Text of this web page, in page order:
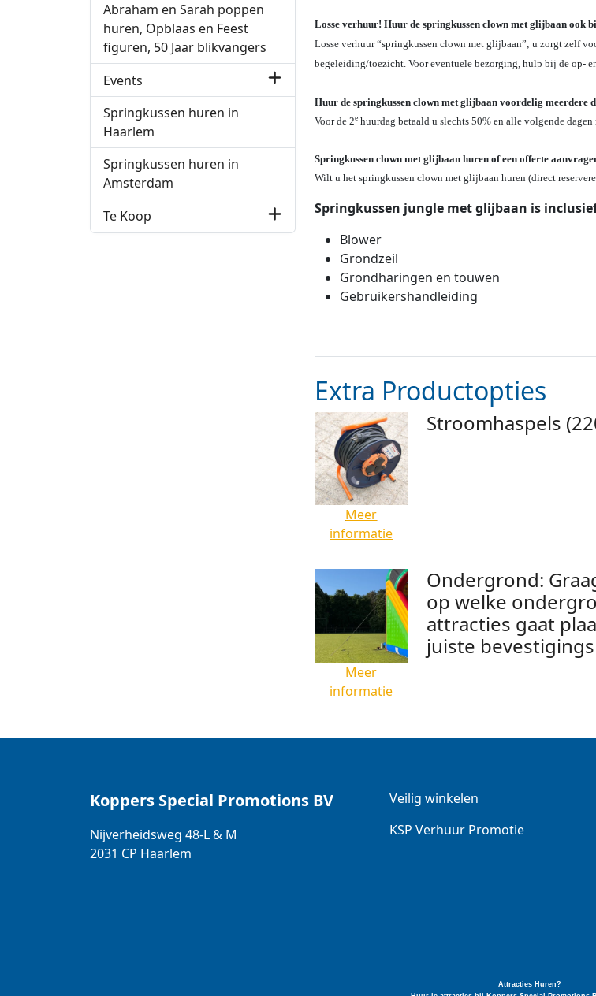
Abraham en Sarah poppen
huren, Opblaas en Feest
figuren, 50 Jaar blikvangers
Events
Springkussen huren in
Haarlem
Springkussen huren in
Amsterdam
Te Koop
Losse verhuur! Huur de springkussen clown met glijbaan ook
Losse verhuur “springkussen clown met glijbaan”; u zorgt zelf
begeleiding/toezicht. Voor eventuele bezorging, hulp bij de op-
Huur de springkussen clown met glijbaan voordelig meerdere
Voor de 2e huurdag betaald u slechts 50% en alle volgende dagen
Springkussen clown met glijbaan huren of een offerte
Wilt u het springkussen clown met glijbaan huren (direct
Springkussen jungle met glijbaan is
Blower
Grondzeil
Grondharingen en touwen
Gebruikershandleiding
Extra Productopties
Meer
informatie
Stroomhaspels
Meer
informatie
Ondergrond:
op welke
attracties gaat
juiste
Koppers Special Promotions BV
Nijverheidsweg 48-L & M
2031 CP Haarlem
Veilig winkelen
KSP Verhuur Promotie
Attracties Huren?